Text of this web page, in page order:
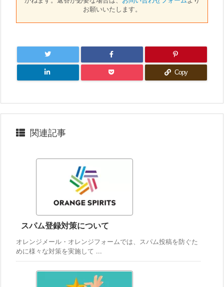
お願いいたします。
Copy
関連記事
スパム登録対策について
オレンジメール・オレンジフォームでは、スパム投稿を防ぐた
めに様々な対策を実施して ...